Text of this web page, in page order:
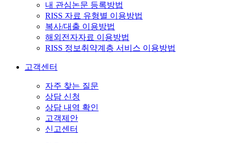
내 관심논문 등록방법
RISS 자료 유형별 이용방법
복사/대출 이용방법
해외전자자료 이용방법
RISS 정보취약계층 서비스 이용방법
고객센터
자주 찾는 질문
상담 신청
상담 내역 확인
고객제안
신고센터